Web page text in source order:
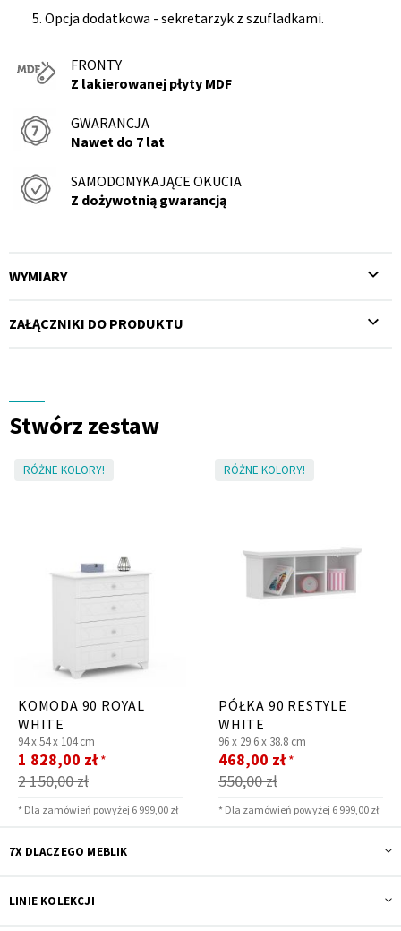
Opcja dodatkowa - sekretarzyk z szufladkami.
FRONTY
Z lakierowanej płyty MDF
GWARANCJA
Nawet do 7 lat
NÓŻKI
8,2 cm
SAMODOMYKAJĄCE OKUCIA
Z dożywotnią gwarancją
WYMIARY
ZAŁĄCZNIKI DO PRODUKTU
Stwórz zestaw
RÓŻNE KOLORY!
KOMODA 90 ROYAL
WHITE
94 x54 x 104 cm
2 150,00 zł
Cena
promocyjna
1 828,00 zł *
* Dla zamówień powyżej 6 999,00 zł
RÓŻNE KOLORY!
PÓŁKA 90 RESTYLE
WHITE
96 x 29.6 x 38.8 cm
550,00 zł
Cena
promocyjna
468,00 zł *
* Dla zamówień powyżej 6 999,00 zł
7X DLACZEGO MEBLIK
LINIE KOLEKCJI